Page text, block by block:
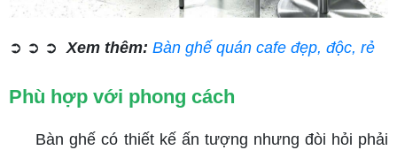
➲ ➲ ➲Xem thêm: Bàn ghế quán cafe đẹp, độc, rẻ
Phù hợp với phong cách
Bàn ghế có thiết kế ấn tượng nhưng đòi hỏi phải